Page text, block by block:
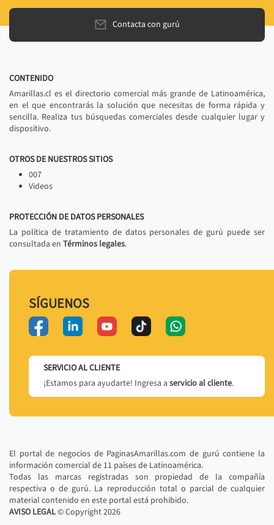
Contacta con gurú
CONTENIDO
Amarillas.cl es el directorio comercial más grande de Latinoamérica,
en el que encontrarás la solución que necesitas de forma rápida y
sencilla. Realiza tus búsquedas comerciales desde cualquier lugar y
dispositivo.
OTROS DE NUESTROS SITIOS
007
Videos
PROTECCIÓN DE DATOS PERSONALES
La política de tratamiento de datos personales de gurú puede ser
consultada en Términos legales.
SÍGUENOS
SERVICIO AL CLIENTE
¡Estamos para ayudarte! Ingresa a servicio al cliente.
El portal de negocios de PaginasAmarillas.com de gurú contiene la
información comercial de 11 países de Latinoamérica.
Todas las marcas registradas son propiedad de la compañía
respectiva o de gurú. La reproducción total o parcial de cualquier
material contenido en este portal está prohibido.
AVISO LEGAL© Copyright2026